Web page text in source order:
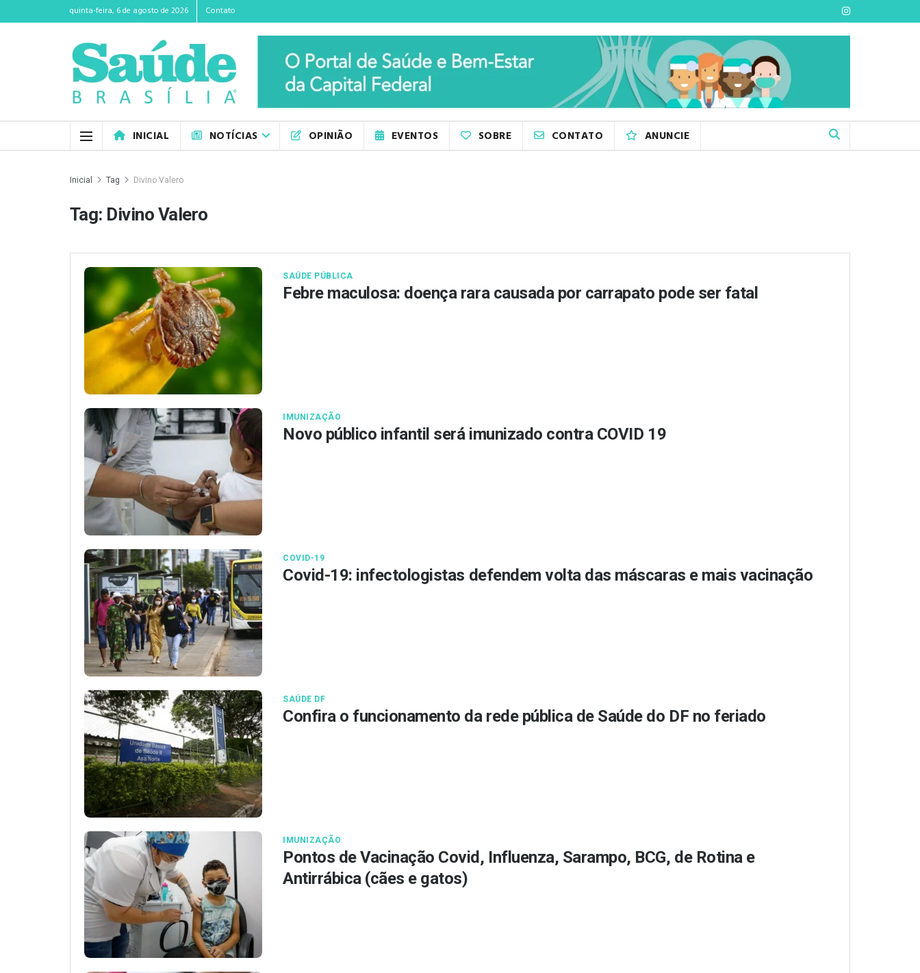
quinta-feira, 6 de agosto de 2026 Contato
INICIAL NOTÍCIAS OPINIÃO EVENTOS SOBRE CONTATO ANUNCIE
Inicial Tag Divino Valero
Tag: Divino Valero
SAÚDE PÚBLICA
Febre maculosa: doença rara causada por carrapato pode ser fatal
IMUNIZAÇÃO
Novo público infantil será imunizado contra COVID 19
COVID-19
Covid-19: infectologistas defendem volta das máscaras e mais vacinação
SAÚDE DF
Confira o funcionamento da rede pública de Saúde do DF no feriado
IMUNIZAÇÃO
Pontos de Vacinação Covid, Influenza, Sarampo, BCG, de Rotina e
Antirrábica (cães e gatos)